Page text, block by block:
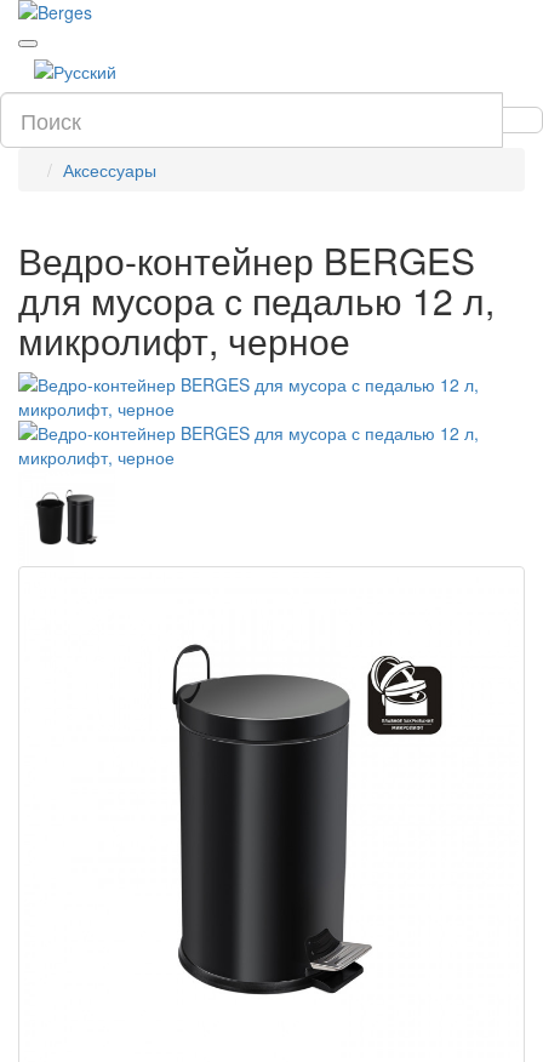
Аксессуары
Ведро-контейнер BERGES
для мусора с педалью 12 л,
микролифт, черное